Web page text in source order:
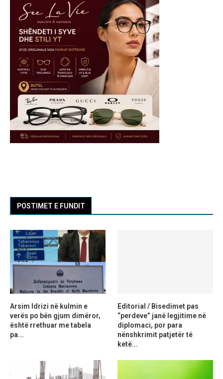
POSTIMET E FUNDIT
Arsim Idrizi në kulmin e
verës po bën gjum dimëror,
është rrethuar me tabela
pa...
Editorial / Bisedimet pas
“perdeve” janë legjitime në
diplomaci, por para
nënshkrimit patjetër të
ketë...